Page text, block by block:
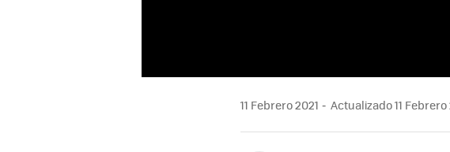
11 Febrero 2021 Actualizado 11 Febrero